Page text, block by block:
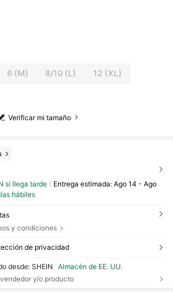
6 (M) 8/10 (L) 12 (XL)
Verificar mi tamaño
si llega tarde Entrega estimada: Ago 14 - Ago
hábiles
y condiciones
de privacidad
desde: SHEIN
Almacén de EE. UU.
y/o producto